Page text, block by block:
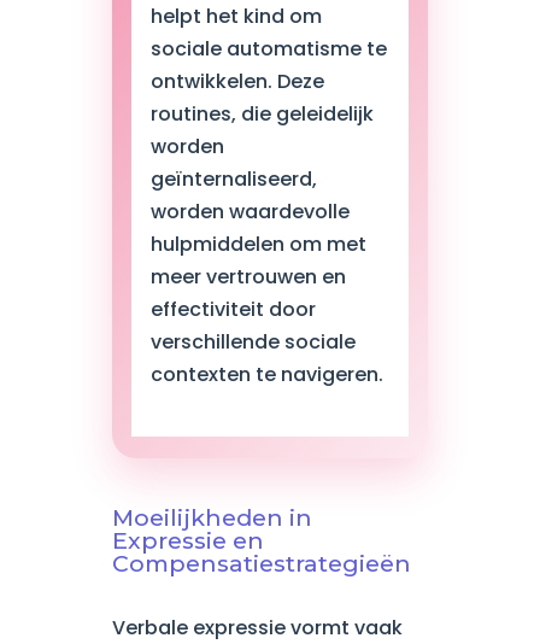
helpt het kind om
sociale automatisme te
ontwikkelen. Deze
routines, die geleidelijk
worden
geïnternaliseerd,
worden waardevolle
hulpmiddelen om met
meer vertrouwen en
effectiviteit door
verschillende sociale
contexten te navigeren.
Moeilijkheden in
Expressie en
Compensatiestrategieën
Verbale expressie vormt vaak